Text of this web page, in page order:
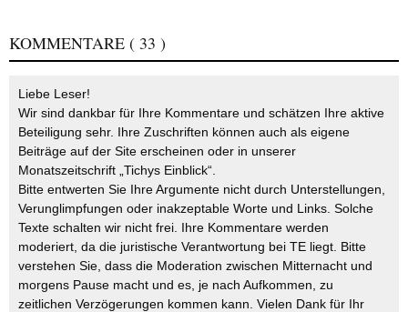
KOMMENTARE ( 33 )
Liebe Leser!
Wir sind dankbar für Ihre Kommentare und schätzen Ihre aktive
Beteiligung sehr. Ihre Zuschriften können auch als eigene
Beiträge auf der Site erscheinen oder in unserer
Monatszeitschrift „Tichys Einblick“.
Bitte entwerten Sie Ihre Argumente nicht durch Unterstellungen,
Verunglimpfungen oder inakzeptable Worte und Links. Solche
Texte schalten wir nicht frei. Ihre Kommentare werden
moderiert, da die juristische Verantwortung bei TE liegt. Bitte
verstehen Sie, dass die Moderation zwischen Mitternacht und
morgens Pause macht und es, je nach Aufkommen, zu
zeitlichen Verzögerungen kommen kann. Vielen Dank für Ihr